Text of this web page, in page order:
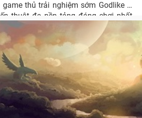
game thủ trải nghiệm sớm Godlike –
thuật đa nền tảng đáng chơi nhất